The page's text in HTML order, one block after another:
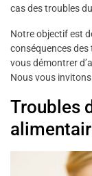
cas des troubles
Notre objectif est
conséquences
vous démontrer
Nous vous
Troubles